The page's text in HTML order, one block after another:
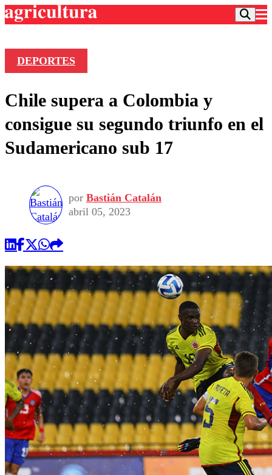
Frecuencias
Agricultura TV
Deportes
Colo Colo
Seleccion Chilena
Torneo Internacional
Entretención
Economía
Internacional
Publicaciones en medios
Opinión
DEPORTES
Chile supera a Colombia y
consigue su segundo triunfo en el
Sudamericano sub 17
por Bastián Catalán
abril 05, 2023